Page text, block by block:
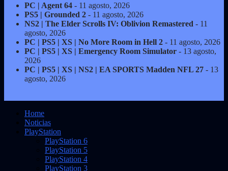
PC | Agent 64 - 11 agosto, 2026
PS5 | Grounded 2 - 11 agosto, 2026
NS2 | The Elder Scrolls IV: Oblivion Remastered - 11
agosto, 2026
PC | PS5 | XS | No More Room in Hell 2 - 11 agosto, 2026
PC | PS5 | XS | Emergency Room Simulator - 13 agosto,
2026
PC | PS5 | XS | NS2 | EA SPORTS Madden NFL 27 - 13
agosto, 2026
Home
Noticias
PlayStation
PlayStation 6
PlayStation 5
PlayStation 4
PlayStation 3